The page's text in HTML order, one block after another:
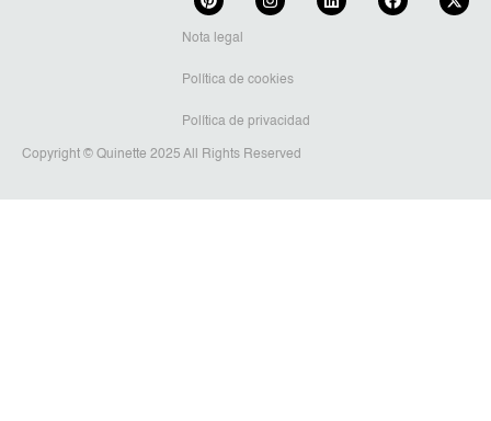
Copyright © Quinette 2025 All Rights Reserved
Nota legal
Política de cookies
Política de privacidad